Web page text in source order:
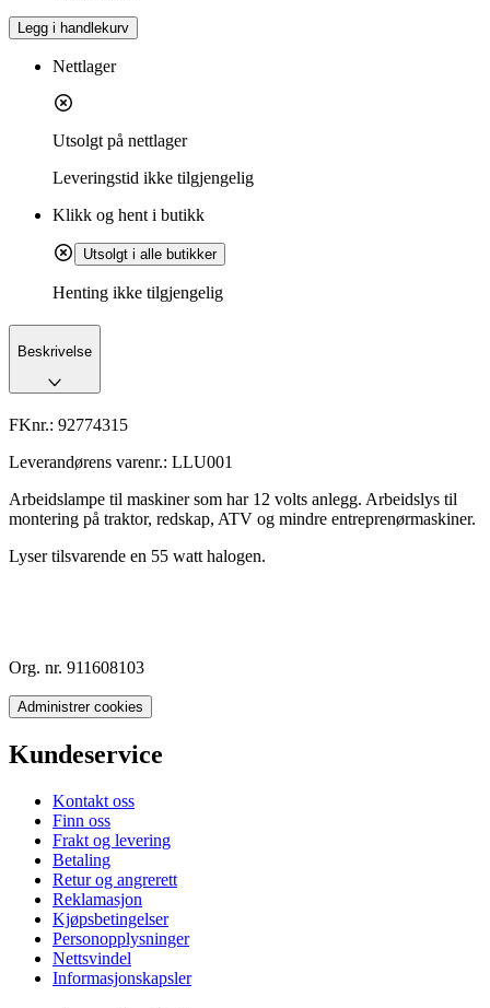
Legg i handlekurv
Nettlager
Utsolgt på nettlager
Leveringstid ikke tilgjengelig
Klikk og hent i butikk
Utsolgt i alle butikker
Henting ikke tilgjengelig
Beskrivelse
FKnr.: 92774315
Leverandørens varenr.: LLU001
Arbeidslampe til maskiner som har 12 volts anlegg. Arbeidslys til
montering på traktor, redskap, ATV og mindre entreprenørmaskiner.
Lyser tilsvarende en 55 watt halogen.
Org. nr. 911608103
Administrer cookies
Kundeservice
Kontakt oss
Finn oss
Frakt og levering
Betaling
Retur og angrerett
Reklamasjon
Kjøpsbetingelser
Personopplysninger
Nettsvindel
Informasjonskapsler